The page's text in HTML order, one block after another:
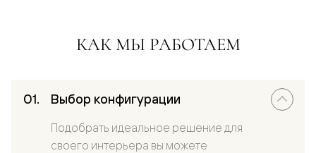
КАК МЫ РАБОТАЕМ
Выбор конфигурации
Подобрать идеальное решение для
своего интерьера вы можете